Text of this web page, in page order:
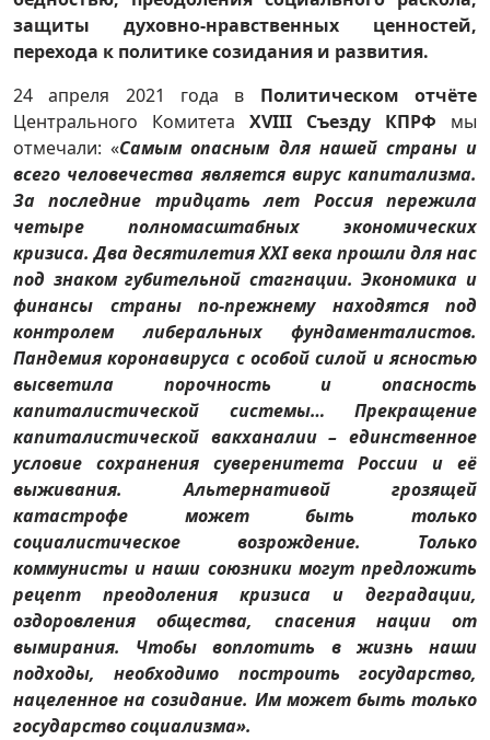
защиты духовно-нравственных ценностей,
перехода к политике созидания и развития.
24 апреля 2021 года в Политическом отчёте
Центрального Комитета XVIII Съезду КПРФ мы
отмечали: «Самым опасным для нашей страны и
всего человечества является вирус капитализма.
За последние тридцать лет Россия пережила
четыре полномасштабных экономических
кризиса. Два десятилетия XXI века прошли для нас
под знаком губительной стагнации. Экономика и
финансы страны по-прежнему находятся под
контролем либеральных фундаменталистов.
Пандемия коронавируса с особой силой и ясностью
высветила порочность и опасность
капиталистической системы… Прекращение
капиталистической вакханалии – единственное
условие сохранения суверенитета России и её
выживания. Альтернативой грозящей
катастрофе может быть только
социалистическое возрождение. Только
коммунисты и наши союзники могут предложить
рецепт преодоления кризиса и деградации,
оздоровления общества, спасения нации от
вымирания. Чтобы воплотить в жизнь наши
подходы, необходимо построить государство,
нацеленное на созидание. Им может быть только
государство социализма».